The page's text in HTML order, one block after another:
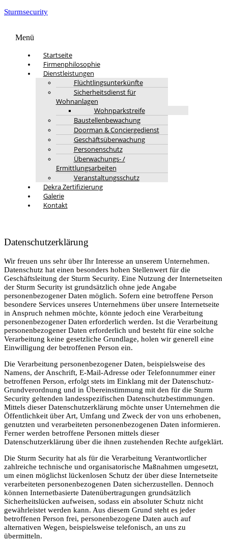
Sturmsecurity
Menü
Startseite
Firmenphilosophie
Dienstleistungen
Flüchtlingsunterkünfte
Sicherheitsdienst für
Wohnanlagen
Wohnparkstreife
Baustellenbewachung
Doorman & Conciergedienst
Geschäftsüberwachung
Personenschutz
Überwachungs- /
Ermittlungsarbeiten
Veranstaltungsschutz
Dekra Zertifizierung
Galerie
Kontakt
Datenschutzerklärung
Wir freuen uns sehr über Ihr Interesse an unserem Unternehmen.
Datenschutz hat einen besonders hohen Stellenwert für die
Geschäftsleitung der Sturm Security. Eine Nutzung der Internetseiten
der Sturm Security ist grundsätzlich ohne jede Angabe
personenbezogener Daten möglich. Sofern eine betroffene Person
besondere Services unseres Unternehmens über unsere Internetseite
in Anspruch nehmen möchte, könnte jedoch eine Verarbeitung
personenbezogener Daten erforderlich werden. Ist die Verarbeitung
personenbezogener Daten erforderlich und besteht für eine solche
Verarbeitung keine gesetzliche Grundlage, holen wir generell eine
Einwilligung der betroffenen Person ein.
Die Verarbeitung personenbezogener Daten, beispielsweise des
Namens, der Anschrift, E-Mail-Adresse oder Telefonnummer einer
betroffenen Person, erfolgt stets im Einklang mit der Datenschutz-
Grundverordnung und in Übereinstimmung mit den für die Sturm
Security geltenden landesspezifischen Datenschutzbestimmungen.
Mittels dieser Datenschutzerklärung möchte unser Unternehmen die
Öffentlichkeit über Art, Umfang und Zweck der von uns erhobenen,
genutzten und verarbeiteten personenbezogenen Daten informieren.
Ferner werden betroffene Personen mittels dieser
Datenschutzerklärung über die ihnen zustehenden Rechte aufgeklärt.
Die Sturm Security hat als für die Verarbeitung Verantwortlicher
zahlreiche technische und organisatorische Maßnahmen umgesetzt,
um einen möglichst lückenlosen Schutz der über diese Internetseite
verarbeiteten personenbezogenen Daten sicherzustellen. Dennoch
können Internetbasierte Datenübertragungen grundsätzlich
Sicherheitslücken aufweisen, sodass ein absoluter Schutz nicht
gewährleistet werden kann. Aus diesem Grund steht es jeder
betroffenen Person frei, personenbezogene Daten auch auf
alternativen Wegen, beispielsweise telefonisch, an uns zu
übermitteln.